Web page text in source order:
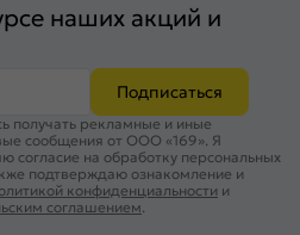
наших акций и
Подписаться
получать рекламные и иные
сообщения от ООО «169». Я
согласие на обработку персональных
подтверждаю ознакомление и
конфиденциальности и
соглашением